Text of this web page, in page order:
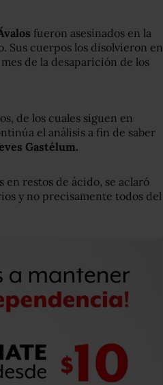
fueron asesinados en la
Sus cuerpos los disolvieron en
de la desaparición de los
de los cuales siguen en
el análisis a fin de saber
Gastélum.
restos de ácido, se aclaró
y no precisamente todos del